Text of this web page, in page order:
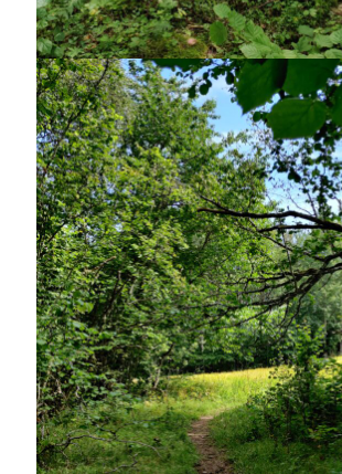
november 2024
oktober 2024
september 2024
augusti 2024
juli 2024
juni 2024
maj 2024
april 2024
mars 2024
februari 2024
januari 2024
december 2023
november 2023
oktober 2023
september 2023
augusti 2023
juli 2023
juni 2023